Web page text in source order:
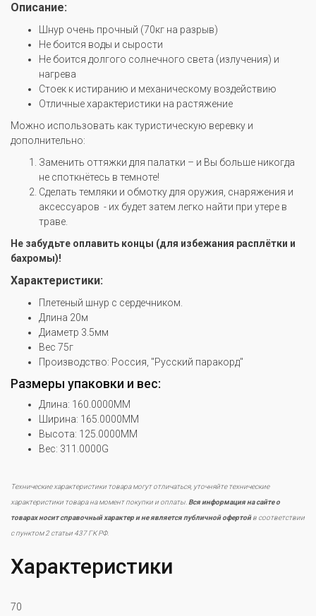
Описание:
Шнур очень прочный (70кг на разрыв)
Не боится воды и сырости
Не боится долгого солнечного света (излучения) и
нагрева
Стоек к истиранию и механическому воздействию
Отличные характеристики на растяжение
Можно использовать как туристическую веревку и
дополнительно:
Заменить оттяжки для палатки – и Вы больше никогда
не споткнётесь в темноте!
Сделать темляки и обмотку для оружия, снаряжения и
аксессуаров - их будет затем легко найти при утере в
траве.
Не забудьте оплавить концы (для избежания расплётки и
бахромы)!
Характеристики:
Плетеный шнур с сердечником.
Длина 20м
Диаметр 3.5мм
Вес 75г
Производство: Россия, "Русский паракорд"
Размеры упаковки и вес:
Длина: 160.0000MM
Ширина: 165.0000MM
Высота: 125.0000MM
Вес: 311.0000G
Технические характеристики товара могут отличаться, уточняйте технические
характеристики товара на момент покупки и оплаты.Вся информация на сайте о
товарах носит справочный характер и не является публичной офертойв соответствии
с пунктом 2 статьи 437 ГК РФ.
Характеристики
70